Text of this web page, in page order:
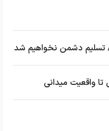
دشمن نخواهیم شد
واقعیت میدانی